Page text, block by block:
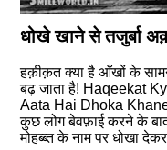
धोखे खाने से तजुर्बा
हक़ीक़त क्या है आँखों के
बढ़ जाता है! Haqeekat
Aata Hai Dhoka
कुछ लोग बेवफ़ाई करने के
मोहब्ब्त के नाम पर धोखा